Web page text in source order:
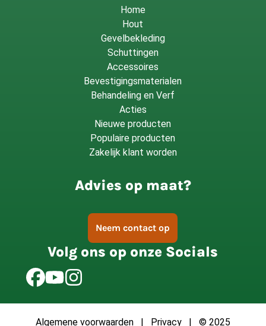
Home
Hout
Gevelbekleding
Schuttingen
Accessoires
Bevestigingsmaterialen
Behandeling en Verf
Acties
Nieuwe producten
Populaire producten
Zakelijk klant worden
Advies op maat?
Neem contact op
Volg ons op onze Socials
Algemene voorwaarden| Privacy| © 2025